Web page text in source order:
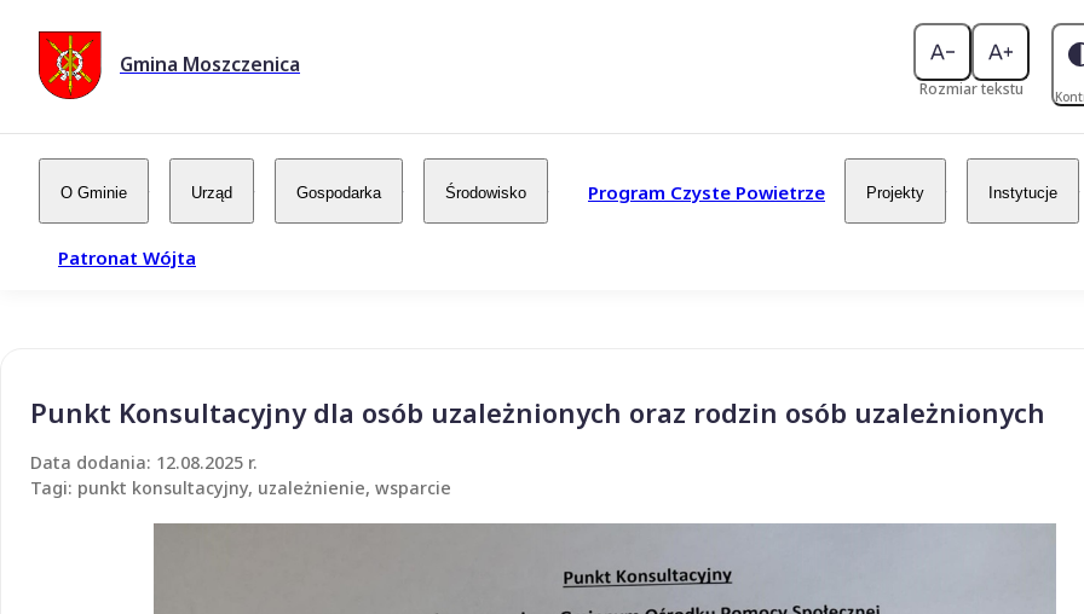
Gmina Moszczenica
Rozmiar tekstu
O Gminie Urząd Gospodarka Środowisko Program Czyste Powietrze Projekty Instytucje
Patronat Wójta
Punkt Konsultacyjny dla osób uzależnionych oraz rodzin osób uzależnionych
Data dodania: 12.08.2025 r.
Tagi: punkt konsultacyjny, uzależnienie, wsparcie